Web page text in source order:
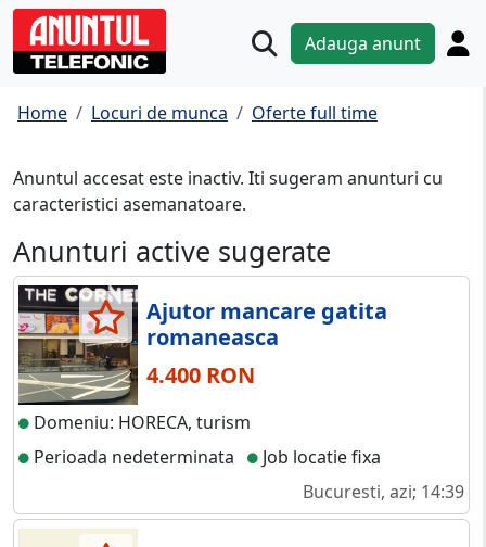
Adauga anunt
Home Locuri de munca Oferte full time
Anuntul accesat este inactiv. Iti sugeram anunturi cu
caracteristici asemanatoare.
Anunturi active sugerate
Ajutor mancare gatita
romaneasca
4.400 RON
Domeniu: HORECA, turism
Perioada nedeterminata
Job locatie fixa
Bucuresti, azi; 14:39